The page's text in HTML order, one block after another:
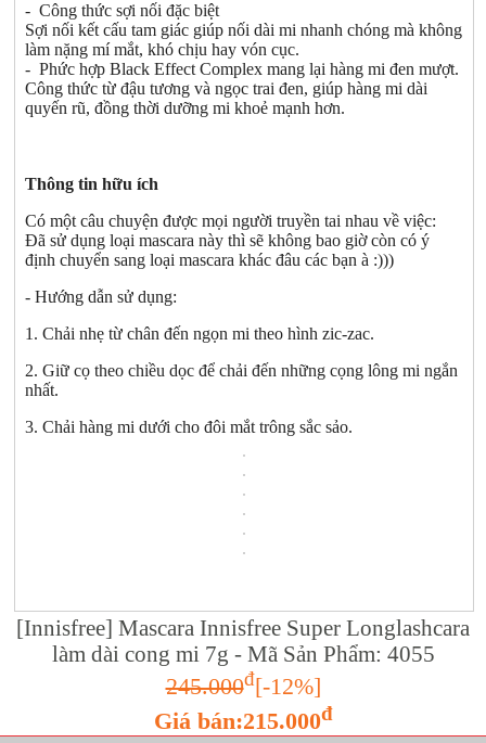
- Công thức sợi nối đặc biệt
Sợi nối kết cấu tam giác giúp nối dài mi nhanh chóng mà không
làm nặng mí mắt, khó chịu hay vón cục.
- Phức hợp Black Effect Complex mang lại hàng mi đen mượt.
Công thức từ đậu tương và ngọc trai đen, giúp hàng mi dài
quyến rũ, đồng thời dưỡng mi khoẻ mạnh hơn.
Thông tin hữu ích
Có một câu chuyện được mọi người truyền tai nhau về việc:
Đã sử dụng loại mascara này thì sẽ không bao giờ còn có ý
định chuyển sang loại mascara khác đâu các bạn à :)))
- Hướng dẫn sử dụng:
1. Chải nhẹ từ chân đến ngọn mi theo hình zic-zac.
2. Giữ cọ theo chiều dọc để chải đến những cọng lông mi ngắn
nhất.
3. Chải hàng mi dưới cho đôi mắt trông sắc sảo.
[Innisfree] Mascara Innisfree Super Longlashcara
làm dài cong mi 7g - Mã Sản Phẩm: 4055
245.000đ[-12%]
Giá bán:215.000đ